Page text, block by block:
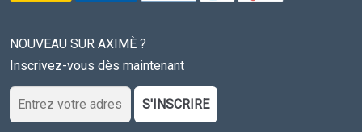
NOUVEAU SUR AXIMÈ ?
Inscrivez-vous dès maintenant
S'INSCRIRE